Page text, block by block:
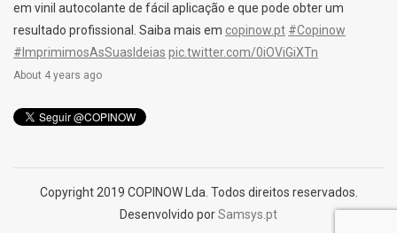
em vinil autocolante de fácil aplicação e que pode obter um
resultado profissional. Saiba mais em copinow.pt #Copinow
#ImprimimosAsSuasIdeias pic.twitter.com/0iOViGiXTn
About 4 years ago
Copyright 2019 COPINOW Lda. Todos direitos reservados.
Desenvolvido porSamsys.pt